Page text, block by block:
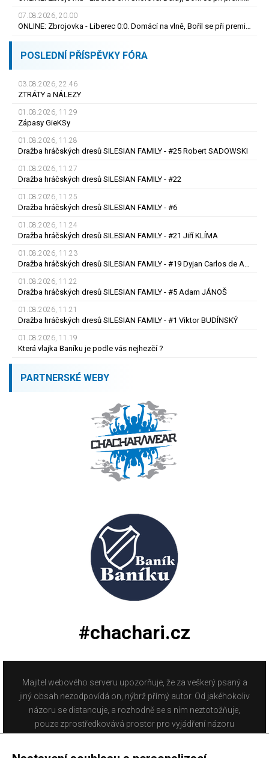
07.08.2026, 20.00
ONLINE: Zbrojovka - Liberec 0:0. Domácí na vlně, Bořil se při premiéře za Slovan zranil
POSLEDNÍ PŘÍSPĚVKY FÓRA
03.08.2026, 22.46
ZTRÁTY a NÁLEZY
01.08.2026, 11.29
Zápasy GieKSy
01.08.2026, 11.28
Dražba hráčských dresů SILESIAN FAMILY - #25 Robert SADOWSKI
01.08.2026, 11.27
Dražba hráčských dresů SILESIAN FAMILY - #22
01.08.2026, 11.25
Dražba hráčských dresů SILESIAN FAMILY - #6
01.08.2026, 11.24
Dražba hráčských dresů SILESIAN FAMILY - #21 Jiří KLÍMA
01.08.2026, 11.23
Dražba hráčských dresů SILESIAN FAMILY - #19 Dyjan Carlos de AZEVEDO
01.08.2026, 11.22
Dražba hráčských dresů SILESIAN FAMILY - #5 Adam JÁNOŠ
01.08.2026, 11.21
Dražba hráčských dresů SILESIAN FAMILY - #1 Viktor BUDÍNSKÝ
01.08.2026, 11.19
Která vlajka Baníku je podle vás nejhezčí ?
PARTNERSKÉ WEBY
#chachari.cz
Majitel webového serveru upozorňuje, že za veškerý psaný a
jiný obsah nezodpovídá on, nýbrž přímý autor. Od jakéhokoliv
názoru se distancuje, a rozhodně se s ním neztotožňuje,
pouze zprostředkovává prostor pro vyjádření názoru